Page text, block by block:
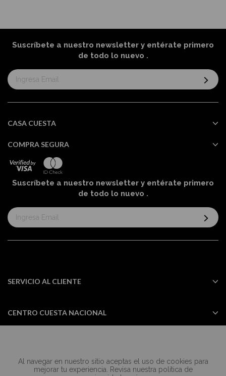
Al navegar en nuestro sitio aceptas el uso de cookies para
mejorar tu experiencia. Revisa nuestra política de
Suscríbete a nuestro newsletter y entérate primero
de todo lo nuevo .
Suscríbase
al
informativo:
CASA CUESTA
COMPRA SEGURA
Suscríbete a nuestro newsletter y entérate primero
de todo lo nuevo .
Suscríbase
al
informativo:
SERVICIO AL CLIENTE
CENTRO CUESTA NACIONAL
Todos los derechos reservados Casa
Cuesta ©2024